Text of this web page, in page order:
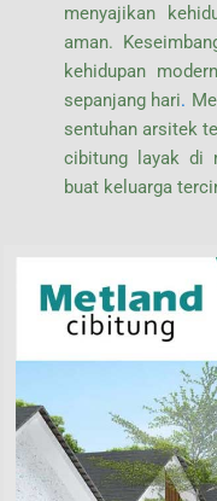
menyajikan
aman.
kehidupan
sepanjang hari.
sentuhan arsitek
cibitung layak di
buat keluarga